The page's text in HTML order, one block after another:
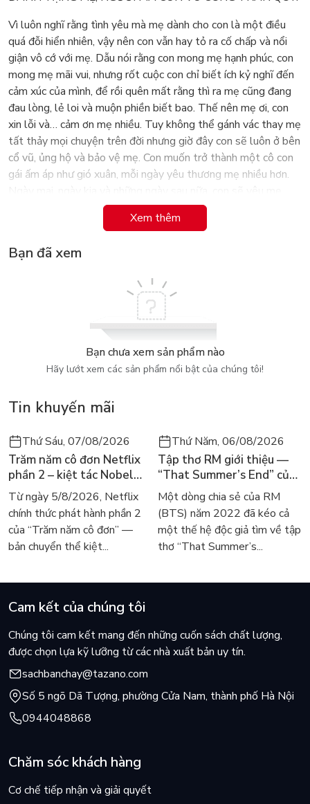
Vì luôn nghĩ rằng tình yêu mà mẹ dành cho con là một điều
quá đỗi hiển nhiên, vậy nên con vẫn hay tỏ ra cố chấp và nổi
giận vô cớ với mẹ. Dẫu nói rằng con mong mẹ hạnh phúc, con
mong mẹ mãi vui, nhưng rốt cuộc con chỉ biết ích kỷ nghĩ đến
cảm xúc của mình, để rồi quên mất rằng thì ra mẹ cũng đang
đau lòng, lẻ loi và muộn phiền biết bao. Thế nên mẹ ơi, con
xin lỗi và… cảm ơn mẹ nhiều. Tuy không thể gánh vác thay mẹ
tất thảy mọi chuyện trên đời nhưng giờ đây con sẽ luôn ở bên
cổ vũ, ủng hộ và bảo vệ mẹ. Con muốn trở thành một cô con
gái ấm áp như gió xuân, mỗi ngày yêu thương mẹ nhiều hơn.
Trích dẫn trong sách:
Lần đầu tiên làm một cô con gái, lần đầu tiên làm mẹ.
Lần đầu tiên bước đi trên một hành trình vĩ đại mang tên
Cho nên trong cuộc sống đầu tiên này,
Chúng ta hãy cứ động viên và ủng hộ lẫn nhau, Mẹ nhé!
Xem thêm
Bạn đã xem
Bạn chưa xem sản phẩm nào
Hãy lướt xem các sản phẩm nổi bật của chúng tôi!
Tin khuyến mãi
Thứ Sáu, 07/08/2026
Trăm năm cô đơn Netflix
phần 2 – kiệt tác Nobel
trở lại màn ảnh, dòng
người tìm đọc lại García
Márquez
Từ ngày 5/8/2026, Netflix
chính thức phát hành phần 2
của “Trăm năm cô đơn” —
bản chuyển thể kiệt...
Thứ Năm, 06/08/2026
Tập thơ RM giới thiệu —
“That Summer’s End” của
Lee Seong-bok ra mắt bản
tiếng Anh sau 4 năm gây
sốt
Một dòng chia sẻ của RM
(BTS) năm 2022 đã kéo cả
một thế hệ độc giả tìm về tập
thơ “That Summer’s...
Cam kết của chúng tôi
Chúng tôi cam kết mang đến những cuốn sách chất lượng,
được chọn lựa kỹ lưỡng từ các nhà xuất bản uy tín.
sachbanchay@tazano.com
Số 5 ngõ Dã Tượng, phường Cửa Nam, thành phố Hà Nội
0944048868
Chăm sóc khách hàng
Cơ chế tiếp nhận và giải quyết